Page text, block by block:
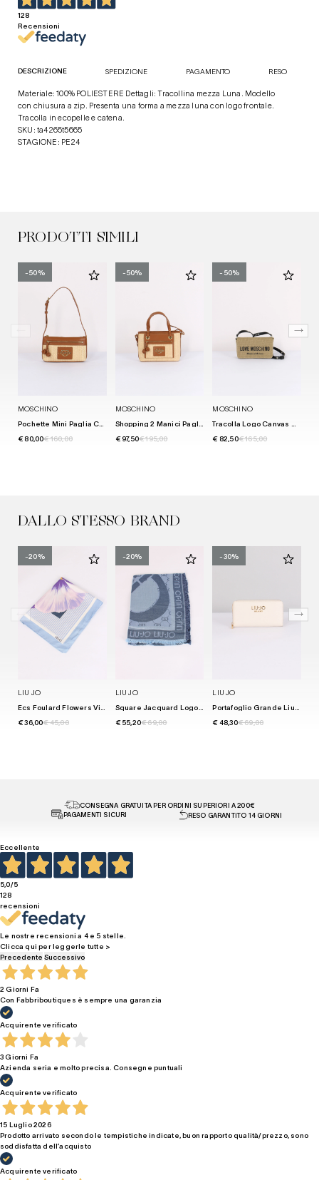
128
Recensioni
DESCRIZIONE SPEDIZIONE PAGAMENTO RESO
Materiale: 100% POLIESTERE Dettagli: Tracollina mezza Luna. Modello
con chiusura a zip. Presenta una forma a mezza luna con logo frontale.
Tracolla in ecopelle e catena.
SKU: ta4265t5665
STAGIONE: PE24
PRODOTTI SIMILI
-50%
MOSCHINO
€ 80,00€ 160,00
-50%
MOSCHINO
€ 97,50€ 195,00
-50%
MOSCHINO
€ 82,50€ 165,00
DALLO STESSO BRAND
-20%
LIU JO
€ 36,00€ 45,00
-20%
LIU JO
€ 55,20€ 69,00
-30%
LIU JO
€ 48,30€ 69,00
CONSEGNA GRATUITA PER ORDINI SUPERIORI A 200€
PAGAMENTI SICURI
RESO GARANTITO 14 GIORNI
Eccellente
5,0/5
128
recensioni
Le nostre recensioni a 4 e 5 stelle.
Clicca qui per leggerle tutte >
Precedente Successivo
2 Giorni Fa
Con Fabbriboutiques è sempre una garanzia
Acquirente verificato
3 Giorni Fa
Azienda seria e molto precisa. Consegne puntuali
Acquirente verificato
15 Luglio 2026
Prodotto arrivato secondo le tempistiche indicate, buon rapporto qualità/prezzo, sono
soddisfatta dell’acquisto
Acquirente verificato